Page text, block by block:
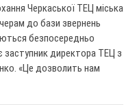
Черкаської ТЕЦ міська
до бази звернень
безпосередньо
заступник директора ТЕЦ з
«Це дозволить нам